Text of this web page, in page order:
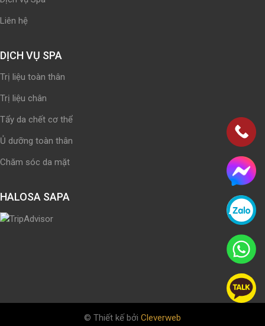
Liên hệ
DỊCH VỤ SPA
Trị liệu toàn thân
Trị liệu chân
Tẩy da chết cơ thể
Ủ dưỡng toàn thân
Chăm sóc da mặt
HALOSA SAPA
© Thiết kế bởi Cleverweb